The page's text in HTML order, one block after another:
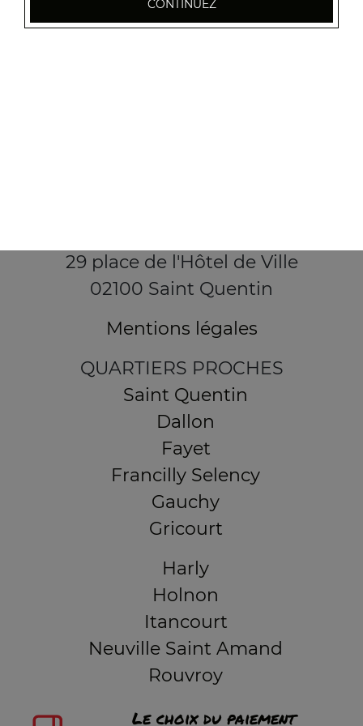
29 place de l'Hôtel de Ville
02100 Saint Quentin
Mentions légales
QUARTIERS PROCHES
Saint Quentin
Dallon
Fayet
Francilly Selency
Gauchy
Gricourt
Harly
Holnon
Itancourt
Neuville Saint Amand
Rouvroy
Le choix du paiement
CONTINUEZ